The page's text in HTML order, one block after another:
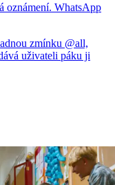
oznámení. WhatsApp
zmínku @all,
uživateli páku ji